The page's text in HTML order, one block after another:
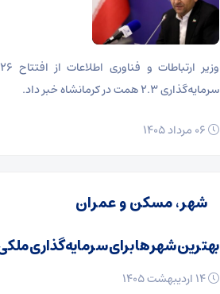
سرمایه‌گذاری ۲.۳ همت در کرمانشاه خبر داد.
شهر، مسکن و عمران
بهترین شهرها برای سرمایه‌گذاری